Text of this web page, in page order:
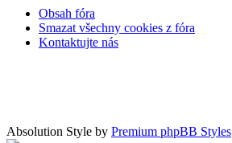
Obsah fóra
Smazat všechny cookies z fóra
Kontaktujte nás
Absolution Style by Premium phpBB Styles